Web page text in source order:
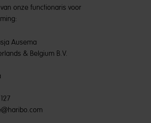
onze functionaris voor
Ausema
& Belgium B.V.